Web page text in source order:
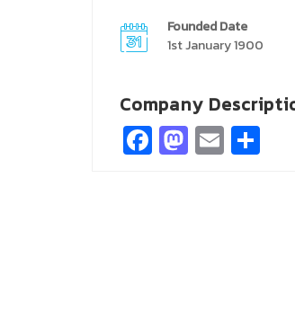
Founded Date
1st January 1900
Company
Facebook
Email